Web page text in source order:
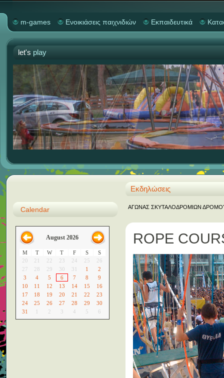
m-games Ενοικιάσεις παιχνιδιών Εκπαιδευτικά
let's play
Εκδηλώσεις
ΑΓΩΝΑΣ ΣΚΥΤΑΛΟΔΡΟΜΙΩΝ ΔΡΟΜΟΥ
ROPE
Calendar
August 2026
M T W T F S
S
20
21 22 23 24 25
26
27
28 29 30 31 1
2
3
4 5 6 7 8
9
10
11 12 13 14 15
16
17
18 19 20 21 22
23
24
25 26 27 28 29
30
31
1 2 3 4 5 6